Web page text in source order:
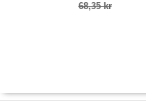
68,35 kr